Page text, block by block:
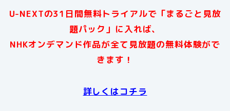
U-NEXTの31日間無料トライアルで「まるごと見放
題パック」に入れば、
NHKオンデマンド作品が全て見放題の無料体験がで
きます！
詳しくはコチラ